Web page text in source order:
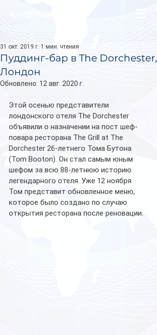
Пуддинг-бар в The Dorchester,
Лондон
31 окт. 2019 г. 1 мин. чтения
Обновлено: 12 авг. 2020 г.
Этой осенью представители
лондонского отеля The Dorchester
объявили о назначении на пост шеф-
повара ресторана The Grill at The
Dorchester 26-летнего Тома Бутона
(Tom Booton). Он стал самым юным
шефом за всю 88-летнюю историю
легендарного отеля. Уже 12 ноября
Том представит обновленное меню,
которое было создано по случаю
открытия ресторана после реновации.